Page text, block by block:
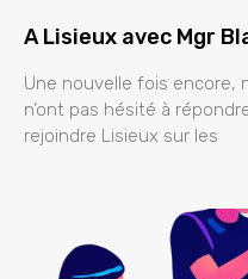
A Lisieux avec Mgr
Une nouvelle fois encore,
n’ont pas hésité à
rejoindre Lisieux sur les